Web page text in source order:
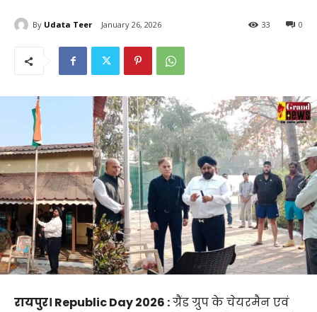
By Udata Teer January 26, 2026 0
33
रायपुर। Republic Day 2026 :ग्रैंड ग्रुप के चेयरमैन एवं